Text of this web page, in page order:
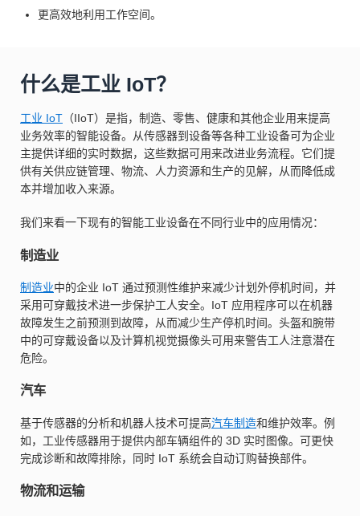
更高效地利用工作空间。
什么是工业 IoT？
工业 IoT （IIoT）是指，制造、零售、健康和其他企业用来提高
业务效率的智能设备。从传感器到设备等各种工业设备可为企业
主提供详细的实时数据，这些数据可用来改进业务流程。它们提
供有关供应链管理、物流、人力资源和生产的见解，从而降低成
本并增加收入来源。
我们来看一下现有的智能工业设备在不同行业中的应用情况：
制造业
制造业中的企业 IoT 通过预测性维护来减少计划外停机时间，并
采用可穿戴技术进一步保护工人安全。IoT 应用程序可以在机器
故障发生之前预测到故障，从而减少生产停机时间。头盔和腕带
中的可穿戴设备以及计算机视觉摄像头可用来警告工人注意潜在
危险。
汽车
基于传感器的分析和机器人技术可提高汽车制造和维护效率。例
如，工业传感器用于提供内部车辆组件的 3D 实时图像。可更快
完成诊断和故障排除，同时 IoT 系统会自动订购替换部件。
物流和运输